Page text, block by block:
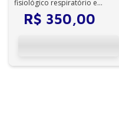
fisiológico respiratório e
cardíaco de neonatos e crianças
e as interações n...
R$ 350,00